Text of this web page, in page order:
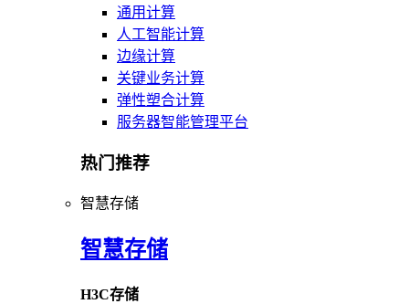
通用计算
人工智能计算
边缘计算
关键业务计算
弹性塑合计算
服务器智能管理平台
热门推荐
智慧存储
智慧存储
H3C存储